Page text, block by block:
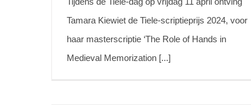
Tamara Kiewiet de Tiele-scriptieprijs 2024, voor
haar masterscriptie ‘The Role of Hands in
Medieval Memorization [...]